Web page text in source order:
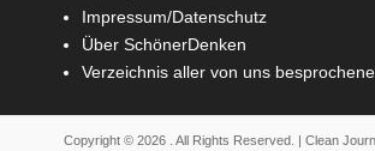
Impressum/Datenschutz
Über SchönerDenken
Verzeichnis aller von uns
Copyright © 2026 . All Rights Reserved. | Clean